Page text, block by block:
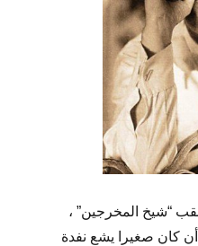
“شيخ المخرجين” ،
كان صغيرا يشع نفدة